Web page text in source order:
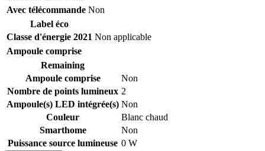
Avec télécommande Non
Label éco
Classe d'énergie 2021 Non applicable
Ampoule comprise
Remaining
Ampoule comprise
Non
Nombre de points lumineux 2
Ampoule(s) LED intégrée(s) Non
Couleur
Blanc chaud
Smarthome
Non
Puissance source lumineuse 0 W